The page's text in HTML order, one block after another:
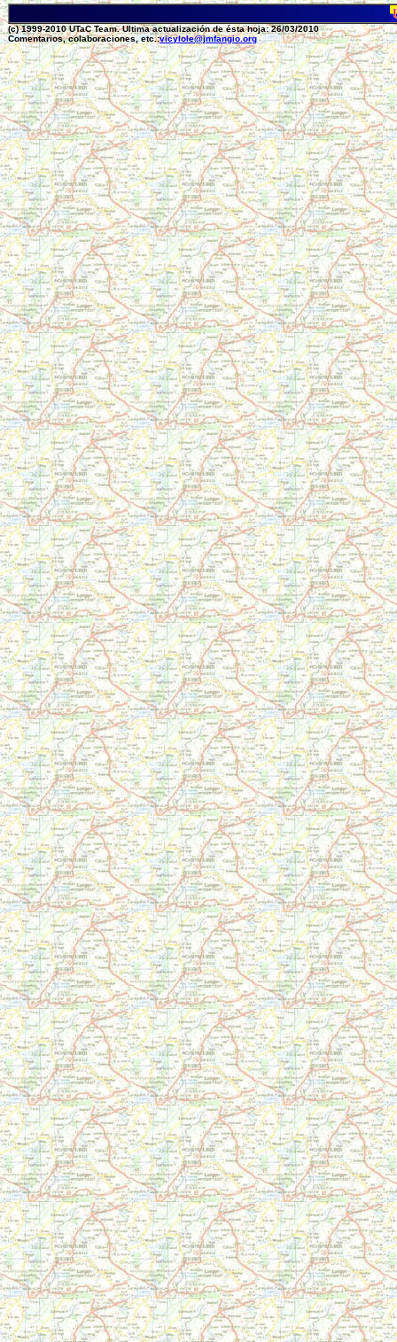
(c) 1999-2010 UTaC Team. Ultima actualización de ésta hoja: 26/03/2010
Comentarios, colaboraciones, etc.:vicylole@jmfangio.org